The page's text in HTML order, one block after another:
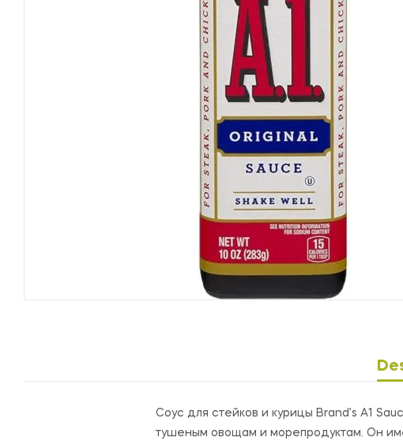
Соус для стейков и курицы Brand’s A1
тушеным овощам и морепродуктам. Он